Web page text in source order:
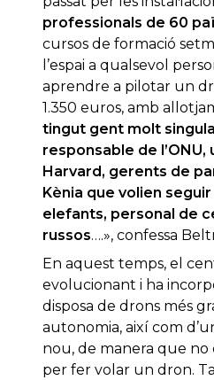
professionals de 60
cursos de formació
l’espai a qualsevol
aprendre a pilotar un
1.350 euros, amb
tingut gent molt
responsable de
Harvard, gerents de
Kènia que volien
elefants, personal de
russos….», confessa
En aquest temps, el
evolucionant i ha
disposa de drons més
autonomia, així com
nou, de manera que no
per fer volar un dron.